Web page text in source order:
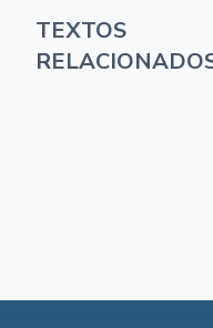
TEXTOS